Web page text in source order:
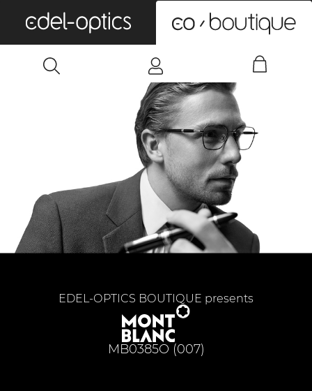
MB0385O (007)
EDEL-OPTICS BOUTIQUE presents